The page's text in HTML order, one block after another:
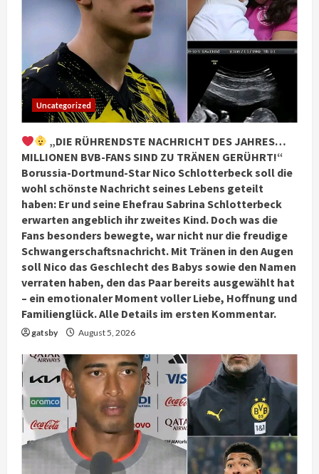
Uncategorized
„DIE RÜHRENDSTE NACHRICHT DES JAHRES…
MILLIONEN BVB-FANS SIND ZU TRÄNEN GERÜHRT!“
Borussia-Dortmund-Star Nico Schlotterbeck soll die
wohl schönste Nachricht seines Lebens geteilt
haben: Er und seine Ehefrau Sabrina Schlotterbeck
erwarten angeblich ihr zweites Kind. Doch was die
Fans besonders bewegte, war nicht nur die freudige
Schwangerschaftsnachricht. Mit Tränen in den Augen
soll Nico das Geschlecht des Babys sowie den Namen
verraten haben, den das Paar bereits ausgewählt hat
– ein emotionaler Moment voller Liebe, Hoffnung und
Familienglück. Alle Details im ersten Kommentar.
gatsby August 5, 2026